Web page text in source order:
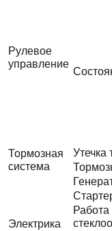
Рулевое
управление
Тормозная
система
Утечка
Электрика